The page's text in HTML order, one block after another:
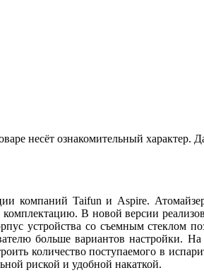
несёт ознакомительный
компаний Taifun и Aspire.
В новой версии
устройства со съемным стеклом
больше вариантов настройки.
количество поступаемого в
риской и удобной накаткой.